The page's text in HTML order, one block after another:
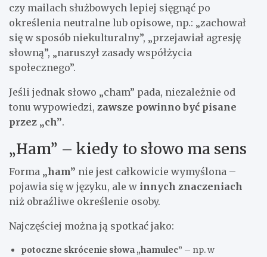
czy mailach służbowych lepiej sięgnąć po
określenia neutralne lub opisowe, np.: „zachował
się w sposób niekulturalny”, „przejawiał agresję
słowną”, „naruszył zasady współżycia
społecznego”.
Jeśli jednak słowo „cham” pada, niezależnie od
tonu wypowiedzi, zawsze powinno być pisane
przez „ch”.
„Ham” – kiedy to słowo ma sens
Forma „ham” nie jest całkowicie wymyślona –
pojawia się w języku, ale w innych znaczeniach
niż obraźliwe określenie osoby.
Najczęściej można ją spotkać jako:
potoczne skrócenie słowa „hamulec” – np. w